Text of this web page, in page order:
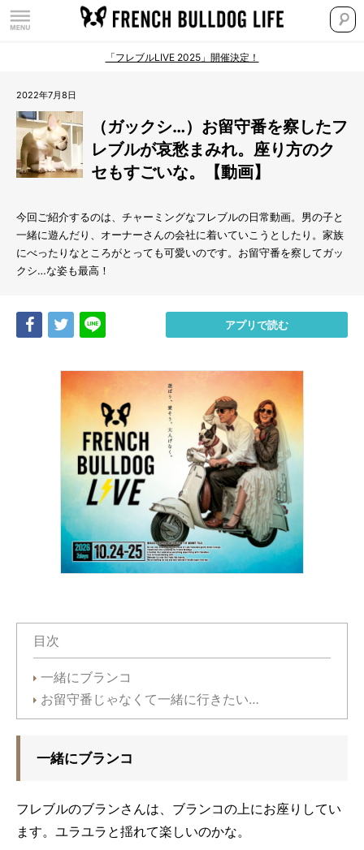
「フレブルLIVE 2025」開催決定！
2022年7月8日
（ガックシ…）お留守番を察したフ
レブルが哀愁まみれ。座り方のク
セもすごいな。【動画】
今回ご紹介するのは、チャーミングなフレブルの日常動画。男の子と
一緒に遊んだり、オーナーさんの会社に着いていこうとしたり。家族
にべったりなところがとっても可愛いのです。お留守番を察してガッ
クシ…な姿も最高！
Share Tweet アプリで読む
目次
一緒にブランコ
お留守番じゃなくて一緒に行きたい…
一緒にブランコ
フレブルのブランさんは、ブランコの上にお座りしてい
ます。ユラユラと揺れて楽しいのかな。